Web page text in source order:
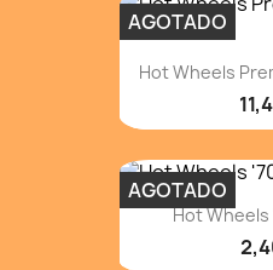
Hot Wheels
AGOTADO
Hot Wheels
AGOTADO